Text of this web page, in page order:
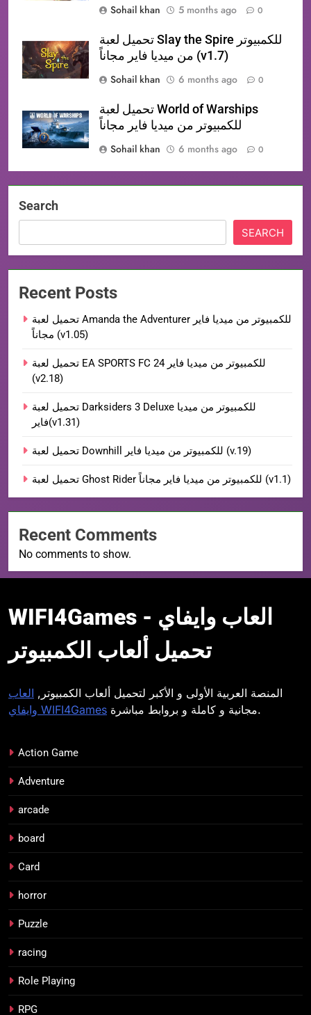
Sohail khan
5 months ago 0
تحميل لعبة Slay the Spire للكمبيوتر
من ميديا فاير مجاناً (v1.7)
Sohail khan
6 months ago 0
تحميل لعبة World of Warships
للكمبيوتر من ميديا فاير مجاناً
Sohail khan
6 months ago 0
Search
SEARCH
Recent Posts
تحميل لعبة Amanda the Adventurer للكمبيوتر من ميديا فاير
مجاناً (v1.05)
تحميل لعبة EA SPORTS FC 24 للكمبيوتر من ميديا فاير
(v2.18)
تحميل لعبة Darksiders 3 Deluxe للكمبيوتر من ميديا
فاير(v1.31)
تحميل لعبة Downhill للكمبيوتر من ميديا فاير (v.19)
تحميل لعبة Ghost Rider للكمبيوتر من ميديا فاير مجاناً (v1.1)
Recent Comments
No comments to show.
WIFI4Games العاب
وايفايWIFI4Games العاب وايفاي -
تحميل ألعاب الكمبيوتر
المنصة العربية الأولى و الأكبر لتحميل ألعاب الكمبيوتر, العاب
وايفاي WIFI4Games
مجانية و كاملة و بروابط مباشرة.
Action Game
Adventure
arcade
board
Card
horror
Puzzle
racing
Role Playing
RPG